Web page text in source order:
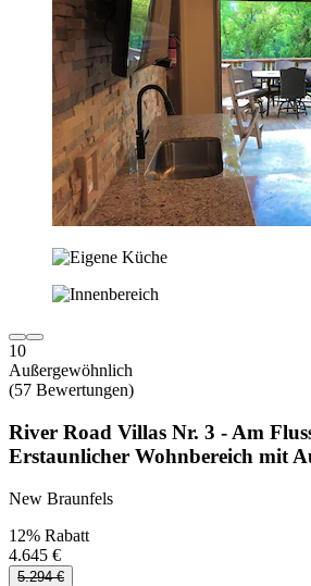
10
Außergewöhnlich
(57 Bewertungen)
River Road Villas Nr. 3 - Am
Erstaunlicher Wohnbereich mit
New Braunfels
12% Rabatt
4.645 €
5.294 €